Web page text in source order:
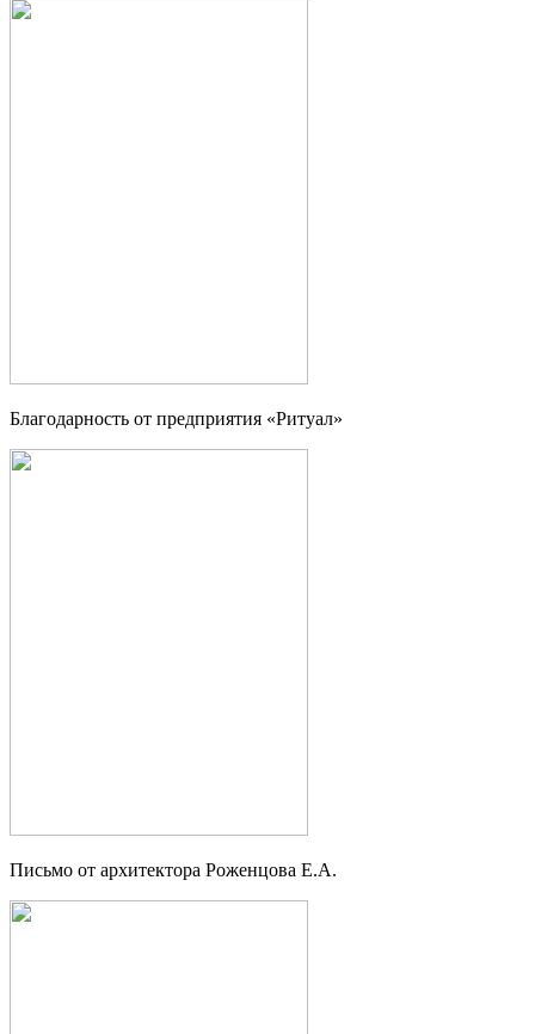
Благодарность от предприятия «Ритуал»
Письмо от архитектора Роженцова Е.А.